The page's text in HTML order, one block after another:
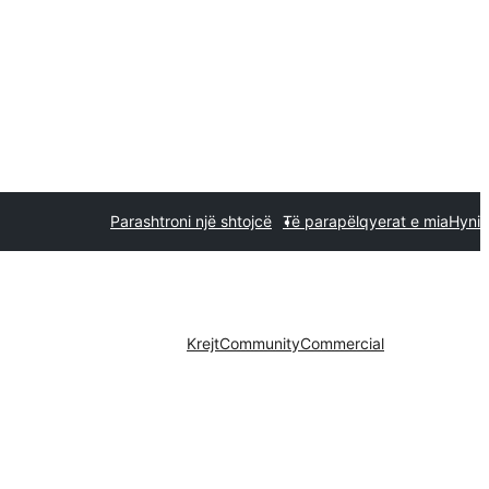
Parashtroni një shtojcë Të parapëlqyerat e miaHyni
KrejtCommunityCommercial